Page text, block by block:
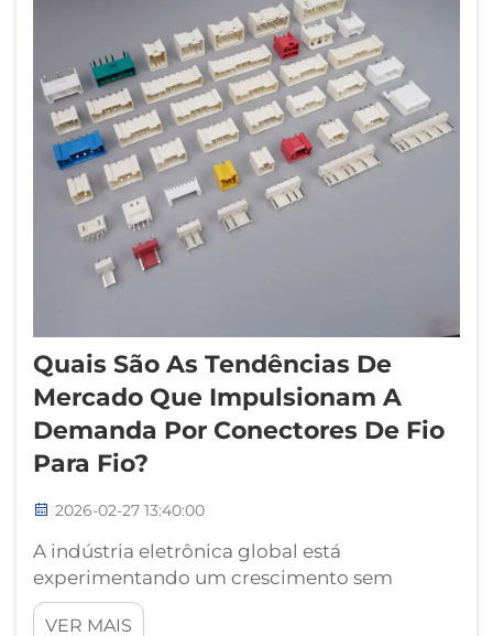
Quais São As Tendências De
Mercado Que Impulsionam A
Demanda Por Conectores De Fio
Para Fio?
2026-02-27 13:40:00
A indústria eletrônica global está
experimentando um crescimento sem
precedentes, com os conectores de fio para
fio atuando como componentes críticos que
VER MAIS